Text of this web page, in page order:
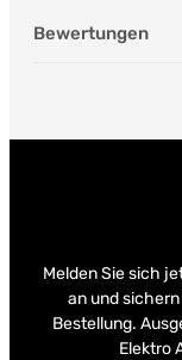
Bewertungen
Melden Sie sich
an und
Bestellung.
Elektro